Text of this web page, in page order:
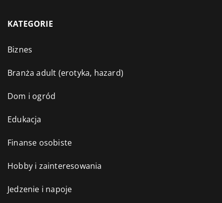
KATEGORIE
Biznes
Branża adult (erotyka, hazard)
Dom i ogród
Edukacja
Finanse osobiste
Hobby i zainteresowania
Jedzenie i napoje